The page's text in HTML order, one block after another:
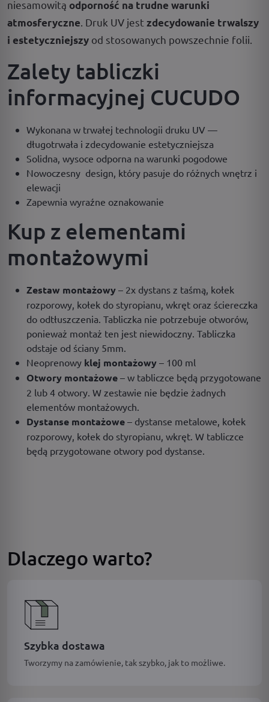
niesamowitą odporność na trudne warunki
atmosferyczne . Druk UV jest zdecydowanie trwalszy
i estetyczniejszy od stosowanych powszechnie folii.
Zalety tabliczki
informacyjnej CUCUDO
Wykonana w trwałej technologii druku UV —
długotrwała i zdecydowanie estetyczniejsza
Solidna, wysoce odporna na warunki pogodowe
Nowoczesny design, który pasuje do różnych wnętrz i
elewacji
Zapewnia wyraźne oznakowanie
Kup z elementami
montażowymi
Zestaw montażowy – 2x dystans z taśmą, kołek
rozporowy, kołek do styropianu, wkręt oraz ściereczka
do odtłuszczenia. Tabliczka nie potrzebuje otworów,
ponieważ montaż ten jest niewidoczny. Tabliczka
odstaje od ściany 5mm.
Neoprenowy klej montażowy – 100 ml
Otwory montażowe – w tabliczce będą przygotowane
2 lub 4 otwory. W zestawie nie będzie żadnych
elementów montażowych.
Dystanse montażowe – dystanse metalowe, kołek
rozporowy, kołek do styropianu, wkręt. W tabliczce
będą przygotowane otwory pod dystanse.
Dlaczego warto?
Szybka dostawa
Tworzymy na zamówienie, tak szybko, jak to możliwe.